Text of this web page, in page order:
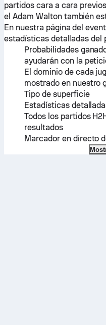
partidos cara a cara
el Adam Waltontambién
En nuestra página del
estadísticas detalladas del
Probabilidades
ayudarán con la
El dominio de cada
mostrado en nuestro
Tipo de superficie
Estadísticas
Todos los partidos
resultados
Marcador en directo